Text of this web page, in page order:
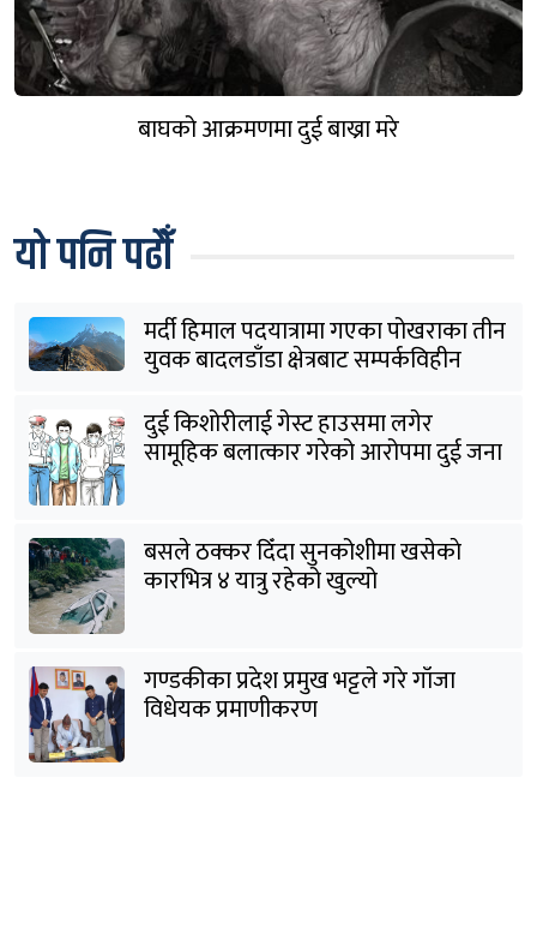
बाघको आक्रमणमा दुई बाख्रा मरे
यो पनि पढौँ
मर्दी हिमाल पदयात्रामा गएका पोखराका तीन
युवक बादलडाँडा क्षेत्रबाट सम्पर्कविहीन
दुई किशोरीलाई गेस्ट हाउसमा लगेर
सामूहिक बलात्कार गरेको आरोपमा दुई जना
बसले ठक्कर दिँदा सुनकोशीमा खसेकाे
कारभित्र ४ यात्रु रहेको खुल्यो
गण्डकीका प्रदेश प्रमुख भट्टले गरे गाँजा
विधेयक प्रमाणीकरण